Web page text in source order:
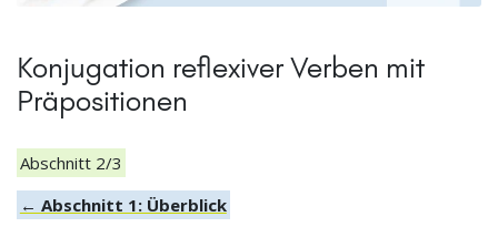
Konjugation reflexiver Verben mit
Präpositionen
Abschnitt 2/3
← Abschnitt 1: Überblick